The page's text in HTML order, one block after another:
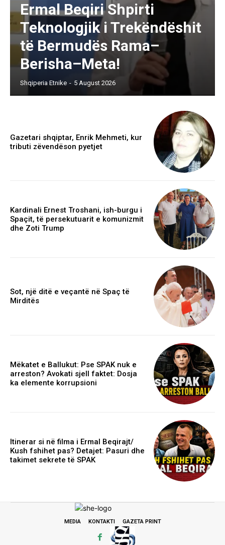
Ermal Beqiri Shpirti
Teknologjik i Trekëndëshit
të Bermudës Rama–
Berisha–Meta!
Shqiperia Etnike - 5 August 2026
Gazetari shqiptar, Enrik Mehmeti, kur
tributi zëvendëson pyetjet
Kardinali Ernest Troshani, ish-burgu i
Spaçit, të persekutuarit e komunizmit
dhe Zoti Trump
Sot, një ditë e veçantë në Spaç të
Mirditës
Mëkatet e Ballukut: Pse SPAK nuk e
arreston? Avokati sjell faktet: Dosja
ka elemente korrupsioni
Itinerar si në filma i Ermal Beqirajt/
Kush fshihet pas? Detajet: Pasuri dhe
takimet sekrete të SPAK
MEDIA KONTAKTI GAZETA PRINT